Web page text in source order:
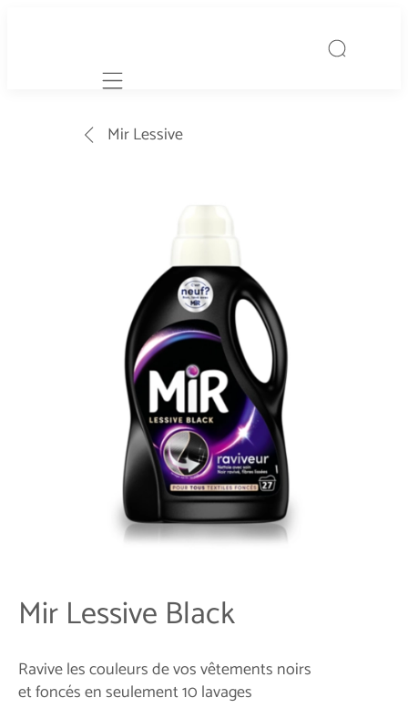
Mobile navigation
Mir Lessive
Mir Lessive Black
Ravive les couleurs de vos vêtements noirs
et foncés en seulement 10 lavages